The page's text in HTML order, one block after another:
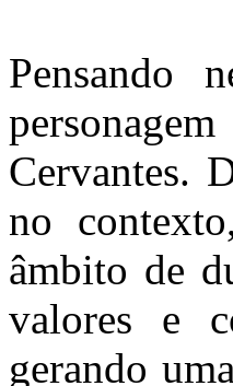
Pensando
Cervantes.
no
âmbito de
valores e
gerando